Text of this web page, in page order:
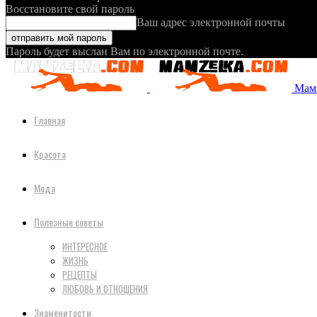
Восстановите свой пароль
Ваш адрес электронной почты
Пароль будет выслан Вам по электронной почте.
Главная
Красота
Мода
Полезные советы
ИНТЕРЕСНОЕ
ЖИЗНЬ
РЕЦЕПТЫ
ЛЮБОВЬ И ОТНОШЕНИЯ
Знаменитости